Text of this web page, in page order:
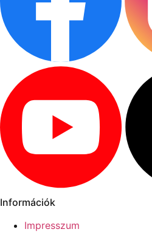
Információk
Impresszum